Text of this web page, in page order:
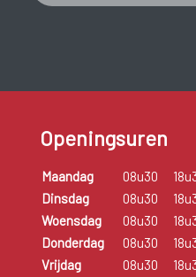
Openingsuren
Maandag 08u30
Dinsdag
08u30
Woensdag
08u30
Donderdag
08u30
Vrijdag
08u30